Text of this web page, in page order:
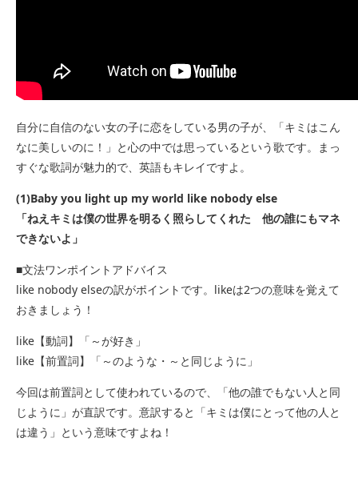
自分に自信のない女の子に恋をしている男の子が、「キミはこん
なに美しいのに！」と心の中では思っているという歌です。まっ
すぐな歌詞が魅力的で、英語もキレイですよ。
(1)Baby you light up my world like nobody else
「ねえキミは僕の世界を明るく照らしてくれた 他の誰にもマネ
できないよ」
■文法ワンポイントアドバイス
like nobody elseの訳がポイントです。likeは2つの意味を覚えて
おきましょう！
like【動詞】「～が好き」
like【前置詞】「～のような・～と同じように」
今回は前置詞として使われているので、「他の誰でもない人と同
じように」が直訳です。意訳すると「キミは僕にとって他の人と
は違う」という意味ですよね！